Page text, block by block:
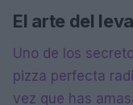
El arte del
Uno de los
pizza perfecta
vez que has